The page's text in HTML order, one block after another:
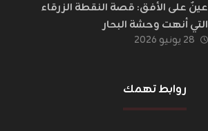
عينٌ على الأفق: قصة النقطة الزرقاء
التي أنهت وحشة البحار
٢٨ يونيو ٢٠٢٦
روابط تهمك